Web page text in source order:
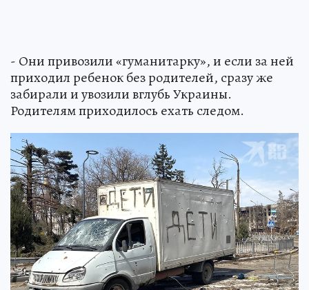
- Они привозили «гуманитарку», и если за ней
приходил ребенок без родителей, сразу же
забирали и увозили вглубь Украины.
Родителям приходилось ехать следом.